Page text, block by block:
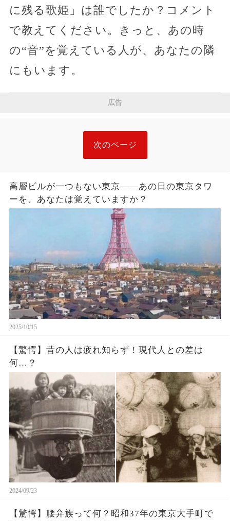
に残る歌姫」は誰でしたか？コメント
で教えてください。きっと、あの時
の“音”を覚えている人が、あなたの隣
にもいます。
広告
次のページ
高層ビルが一つもない東京——あの日の東京タワ
ーを、あなたは覚えていますか？
2025/10/15
【驚愕】昔の人は疲れ知らず！現代人との差は
何…？
2024/09/23
【驚愕】腰弁族って何？昭和37年の東京大手町で